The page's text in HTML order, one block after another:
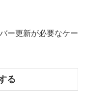
ー更新が必要なケー
る